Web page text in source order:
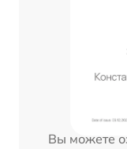
Вы можете